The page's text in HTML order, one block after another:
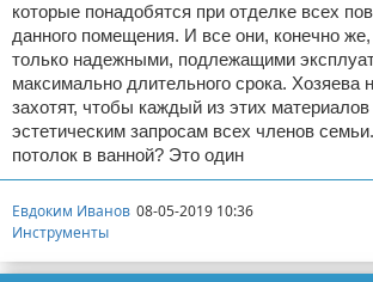
которые понадобятся при отделке всех
данного помещения. И все они, конечно
только надежными, подлежащими
максимально длительного срока. Хозяева
захотят, чтобы каждый из этих материалов
эстетическим запросам всех членов
потолок в ванной? Это один
Евдоким Иванов 08-05-2019 10:36
Инструменты